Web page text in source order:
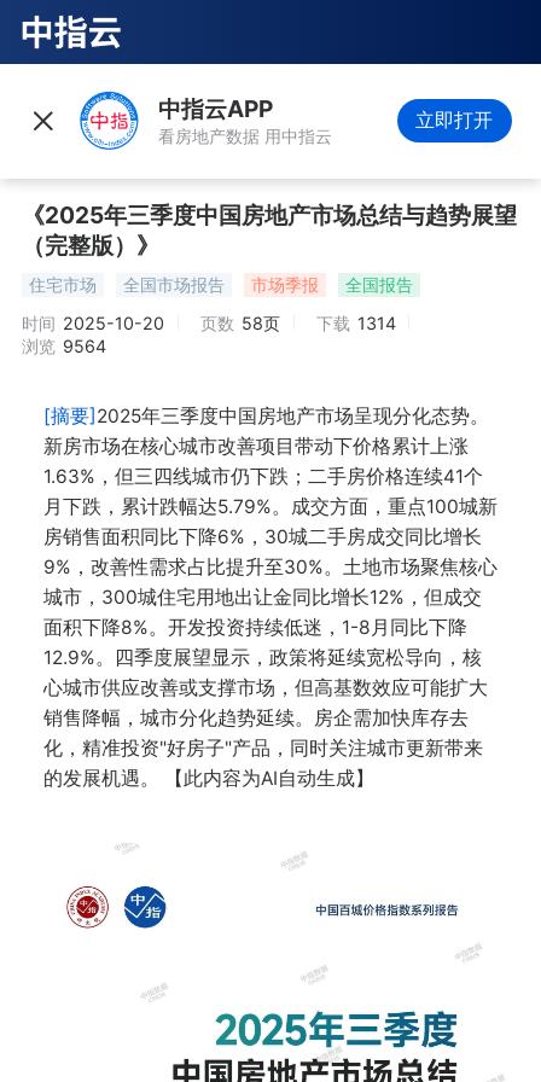
中指云APP
看房地产数据 用中指云
立即打开
《2025年三季度中国房地产市场总结与趋势展望
（完整版）》
住宅市场 全国市场报告 市场季报
全国报告
时间 2025-10-20 页数 58页 下载 1314
浏览 9564
[摘要]2025年三季度中国房地产市场呈现分化态势。
新房市场在核心城市改善项目带动下价格累计上涨
1.63%，但三四线城市仍下跌；二手房价格连续41个
月下跌，累计跌幅达5.79%。成交方面，重点100城新
房销售面积同比下降6%，30城二手房成交同比增长
9%，改善性需求占比提升至30%。土地市场聚焦核心
城市，300城住宅用地出让金同比增长12%，但成交
面积下降8%。开发投资持续低迷，1-8月同比下降
12.9%。四季度展望显示，政策将延续宽松导向，核
心城市供应改善或支撑市场，但高基数效应可能扩大
销售降幅，城市分化趋势延续。房企需加快库存去
化，精准投资"好房子"产品，同时关注城市更新带来
的发展机遇。 【此内容为AI自动生成】